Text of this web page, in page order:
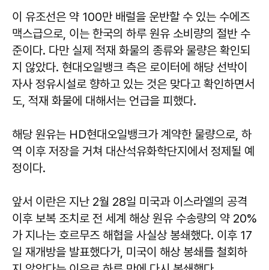
이 유조선은 약 100만 배럴을 운반할 수 있는 수에즈
맥스급으로, 이는 한국의 하루 원유 소비량의 절반 수
준이다. 다만 실제 적재 화물의 종류와 물량은 확인되
지 않았다. 현대오일뱅크 측은 로이터에 해당 선박이
자사 정유시설로 향하고 있는 것은 맞다고 확인하면서
도, 적재 화물에 대해서는 언급을 피했다.
해당 원유는 HD현대오일뱅크가 계약한 물량으로, 하
역 이후 저장을 거쳐 대산석유화학단지에서 정제될 예
정이다.
앞서 이란은 지난 2월 28일 미국과 이스라엘의 공격
이후 보복 조치로 전 세계 해상 원유 수송량의 약 20%
가 지나는 호르무즈 해협을 사실상 봉쇄했다. 이후 17
일 재개방을 발표했다가, 미국이 해상 봉쇄를 철회하